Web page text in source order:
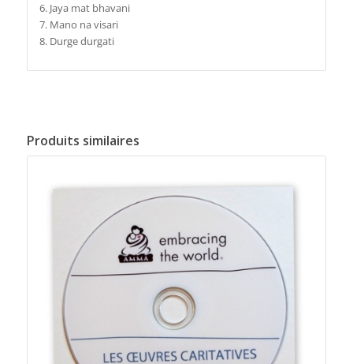
6. Jaya mat bhavani
7. Mano na visari
8. Durge durgati
Produits similaires